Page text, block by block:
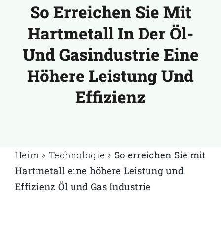
NEWS
KONTAKT
So Erreichen Sie Mit
Hartmetall In Der Öl-
Und Gasindustrie Eine
Höhere Leistung Und
Effizienz
Heim » Technologie » So erreichen Sie mit
Hartmetall eine höhere Leistung und
Effizienz Öl und Gas Industrie